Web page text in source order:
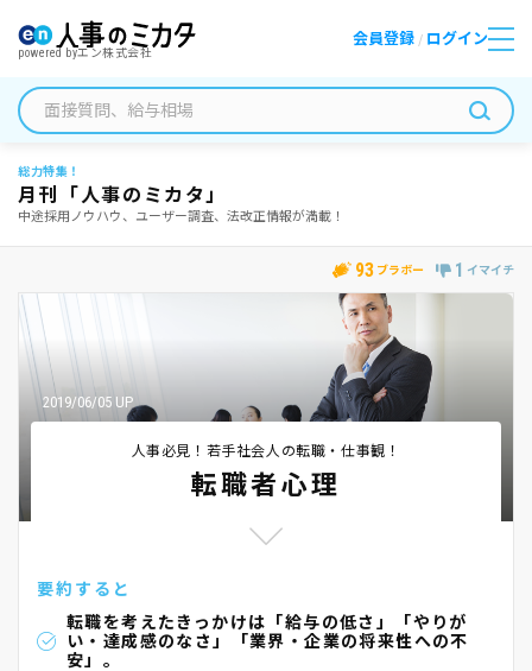
powered byエン株式会社
会員登録 / ログイン
総力特集！
月刊「人事のミカタ」
中途採用ノウハウ、ユーザー調査、法改正情報が満載！
93 ブラボー 1 イマイチ
2019/06/05 UP
人事必見！若手社会人の転職・仕事観！
転職者心理
要約すると
転職を考えたきっかけは「給与の低さ」「やりが
い・達成感のなさ」「業界・企業の将来性への不
安」。